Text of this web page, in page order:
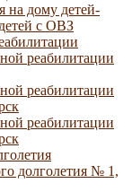
на дому детей-
с ОВЗ
реабилитации
реабилитации
реабилитации
долголетия № 1,